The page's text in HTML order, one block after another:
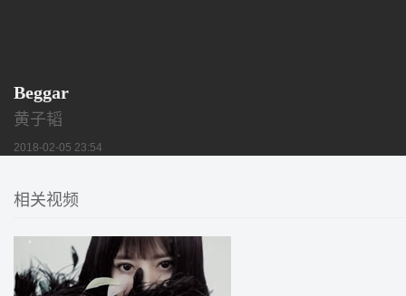
Beggar
黄子韬
2018-02-05 23:54
相关视频